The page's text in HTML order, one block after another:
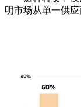
明市场从单一供应